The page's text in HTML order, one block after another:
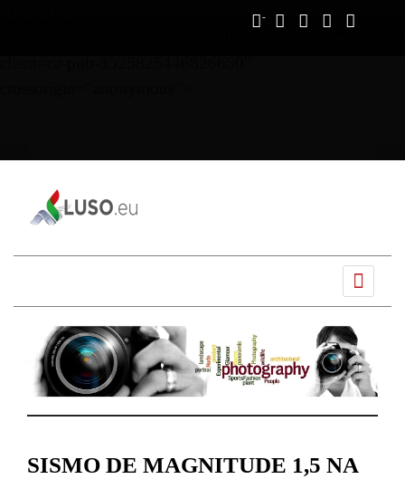
SISMO DE MAGNITUDE 1,5 NA